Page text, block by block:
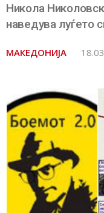
Никола
наведува луѓето
МАКЕДОНИЈА